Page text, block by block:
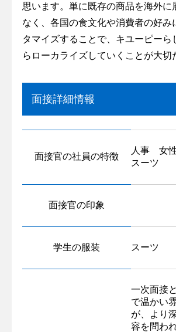
思います。単に既存の商品を海外に
なく、各国の食文化や消費者の好み
タマイズすることで、キユーピーら
らローカライズしていくことが大切
面接詳細情報
面接官の社員の特徴
人事 女性
スーツ
面接官の印象
学生の服装 スーツ
一次面接
で温かい
が、より
容を問わ